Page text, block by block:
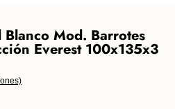
Mod. Barrotes
Everest 100x135x3